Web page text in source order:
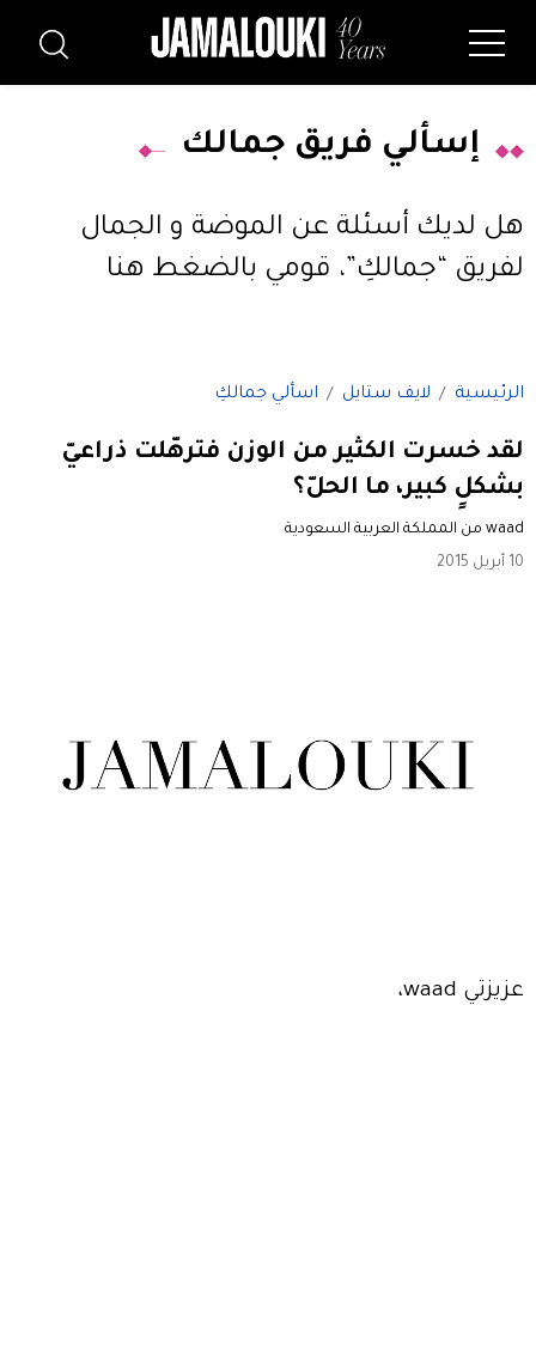
إسألي فريق جمالك
هل لديك أسئلة عن الموضة و الجمال
لفريق “جمالكِ”، قومي بالضغط هنا
الرئيسية لايف ستايل اسألي جمالكِ
لقد خسرت الكثير من الوزن فترهّلت ذراعيّ
بشكلٍ كبير، ما الحلّ؟
waad من المملكة العربية السعودية
10 أبريل 2015
عزيزتي waad،